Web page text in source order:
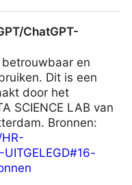
ChatGPT-
en
Dit is een
door het
SCIENCE LAB van
Bronnen: